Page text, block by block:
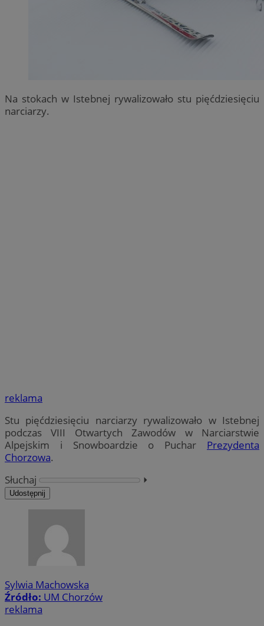
Na stokach w Istebnej rywalizowało stu pięćdziesięciu
narciarzy.
reklama
Stu pięćdziesięciu narciarzy rywalizowało w Istebnej
podczas VIII Otwartych Zawodów w Narciarstwie
Alpejskim i Snowboardzie o Puchar Prezydenta
Chorzowa.
Słuchaj
⏵︎
Udostępnij
Sylwia Machowska
Źródło: UM Chorzów
reklama